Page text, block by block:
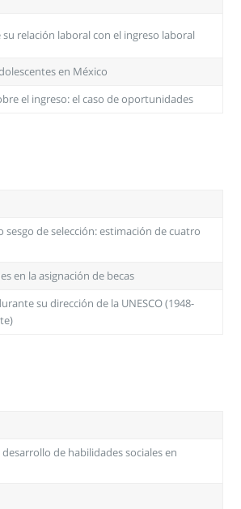
relación laboral con el ingreso laboral
en México
el ingreso: el caso de oportunidades
de selección: estimación de cuatro
en la asignación de becas
su dirección de la UNESCO (1948-
de habilidades sociales en